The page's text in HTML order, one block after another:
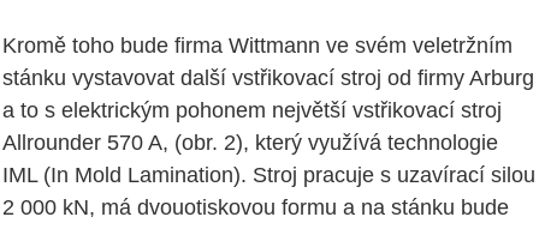
Kromě toho bude firma Wittmann ve svém veletržním
stánku vystavovat další vstřikovací stroj od firmy Arburg
a to s elektrickým pohonem největší vstřikovací stroj
Allrounder 570 A, (obr. 2), který využívá technologie
IML (In Mold Lamination). Stroj pracuje s uzavírací silou
2 000 kN, má dvouotiskovou formu a na stánku bude